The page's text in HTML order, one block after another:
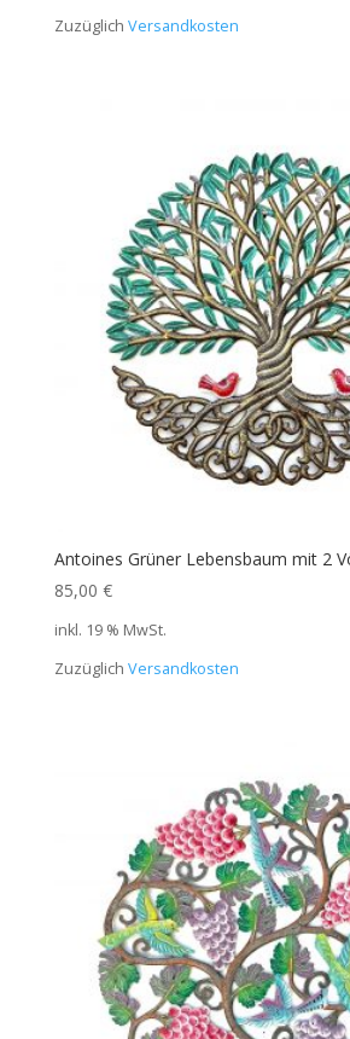
Zuzüglich Versandkosten
Antoines Grüner Lebensbaum mit 2
85,00 €
inkl. 19 % MwSt.
Zuzüglich Versandkosten